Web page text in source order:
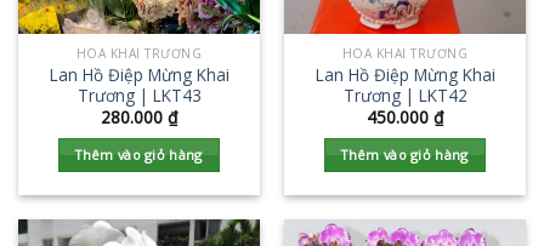
HOA KHAI TRƯƠNG
Lan Hồ Điệp Mừng Khai
Trương | LKT43
280.000 ₫
Thêm vào giỏ hàng
HOA KHAI TRƯƠNG
Lan Hồ Điệp Mừng Khai
Trương | LKT42
450.000 ₫
Thêm vào giỏ hàng